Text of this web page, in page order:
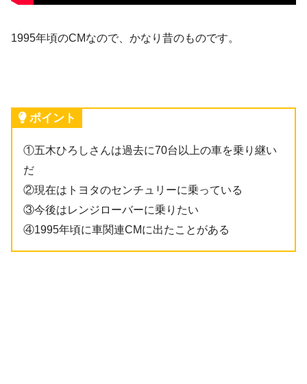
1995年頃のCMなので、かなり昔のものです。
ポイント
①五木ひろしさんは過去に70台以上の車を乗り継い
だ
②現在はトヨタのセンチュリーに乗っている
③今後はレンジローバーに乗りたい
④1995年頃に車関連CMに出たことがある